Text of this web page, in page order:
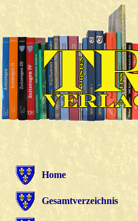
Home
Gesamtverzeichnis